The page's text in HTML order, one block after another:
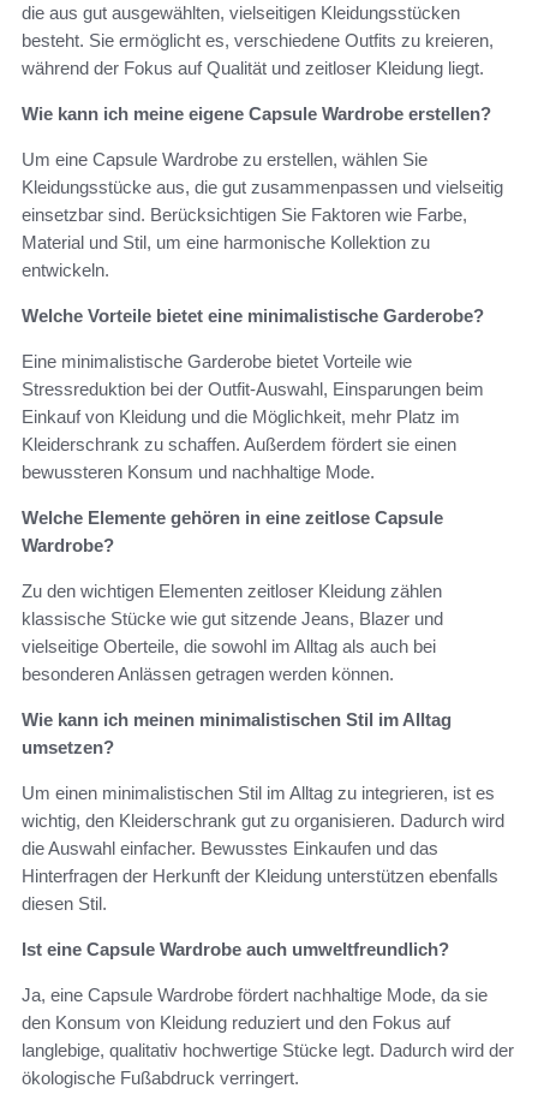
die aus gut ausgewählten, vielseitigen Kleidungsstücken
besteht. Sie ermöglicht es, verschiedene Outfits zu kreieren,
während der Fokus auf Qualität und zeitloser Kleidung liegt.
Wie kann ich meine eigene Capsule Wardrobe erstellen?
Um eine Capsule Wardrobe zu erstellen, wählen Sie
Kleidungsstücke aus, die gut zusammenpassen und vielseitig
einsetzbar sind. Berücksichtigen Sie Faktoren wie Farbe,
Material und Stil, um eine harmonische Kollektion zu
entwickeln.
Welche Vorteile bietet eine minimalistische Garderobe?
Eine minimalistische Garderobe bietet Vorteile wie
Stressreduktion bei der Outfit-Auswahl, Einsparungen beim
Einkauf von Kleidung und die Möglichkeit, mehr Platz im
Kleiderschrank zu schaffen. Außerdem fördert sie einen
bewussteren Konsum und nachhaltige Mode.
Welche Elemente gehören in eine zeitlose Capsule
Wardrobe?
Zu den wichtigen Elementen zeitloser Kleidung zählen
klassische Stücke wie gut sitzende Jeans, Blazer und
vielseitige Oberteile, die sowohl im Alltag als auch bei
besonderen Anlässen getragen werden können.
Wie kann ich meinen minimalistischen Stil im Alltag
umsetzen?
Um einen minimalistischen Stil im Alltag zu integrieren, ist es
wichtig, den Kleiderschrank gut zu organisieren. Dadurch wird
die Auswahl einfacher. Bewusstes Einkaufen und das
Hinterfragen der Herkunft der Kleidung unterstützen ebenfalls
diesen Stil.
Ist eine Capsule Wardrobe auch umweltfreundlich?
Ja, eine Capsule Wardrobe fördert nachhaltige Mode, da sie
den Konsum von Kleidung reduziert und den Fokus auf
langlebige, qualitativ hochwertige Stücke legt. Dadurch wird der
ökologische Fußabdruck verringert.